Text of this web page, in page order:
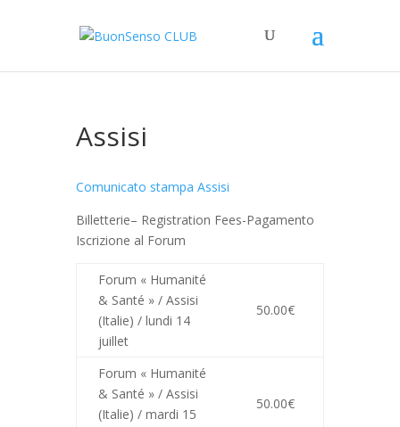
Assisi
Comunicato stampa Assisi
Billetterie– Registration Fees-Pagamento
Iscrizione al Forum
Forum « Humanité
& Santé » / Assisi
(Italie) / lundi 14
juillet
50.00€
Forum « Humanité
& Santé » / Assisi
(Italie) / mardi 15
50.00€